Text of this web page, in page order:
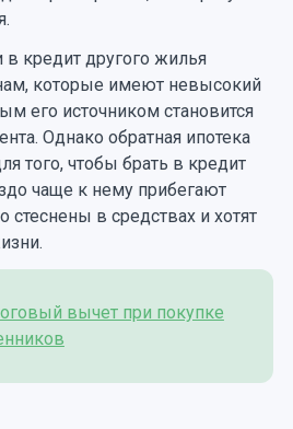
в кредит другого жилья
которые имеют невысокий
его источником становится
Однако обратная ипотека
того, чтобы брать в кредит
чаще к нему прибегают
в средствах и хотят
вычет при покупке